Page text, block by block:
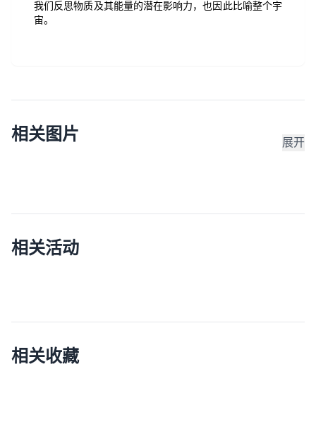
我们反思物质及其能量的潜在影响力，也因此比喻整个宇
宙。
相关图片 展开
相关活动
相关收藏